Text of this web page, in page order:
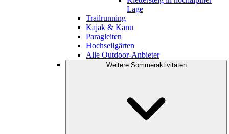
Lage
Trailrunning
Kajak & Kanu
Paragleiten
Hochseilgärten
Alle Outdoor-Anbieter
Weitere Sommeraktivitäten